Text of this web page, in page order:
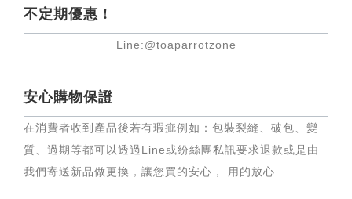
不定期優惠 !
Line:@toaparrotzone
安心購物保證
在消費者收到產品後若有瑕疵例如：包裝裂縫、破包、變
質、過期等都可以透過Line或紛絲團私訊要求退款或是由
我們寄送新品做更換，讓您買的安心， 用的放心